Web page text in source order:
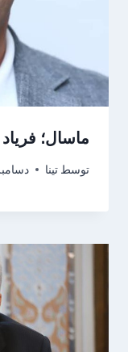
ماسال؛
توسط تینا دسامبر 2,